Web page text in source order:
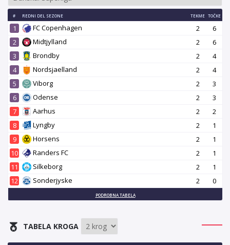
# REDNI DEL SEZONE TEKME TOČKE
1 FC Copenhagen 2
6
2
Midtjylland 2
6
3
Brondby 2
4
4
Nordsjaelland 2
4
5
Viborg 2
3
6
Odense 2
3
7
Aarhus 2
2
8
Lyngby 2
1
9
Horsens 2
1
10
Randers FC 2
1
11
Silkeborg 2
1
12
Sonderjyske 2 0
PODROBNA TABELA
TABELA KROGA